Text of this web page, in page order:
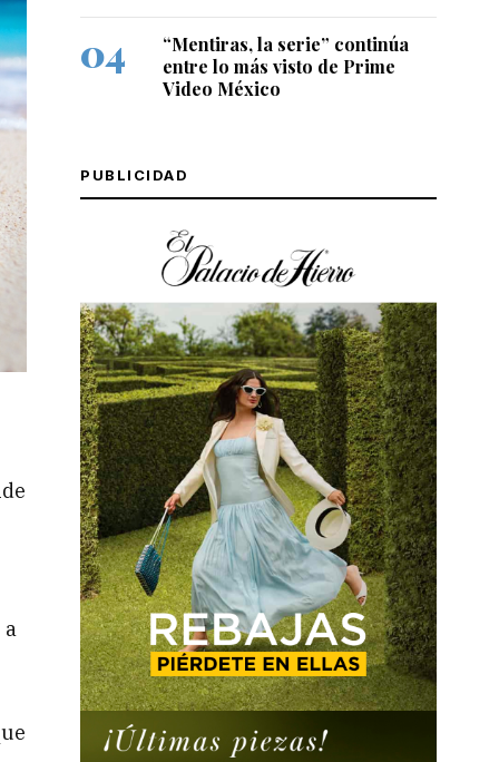
a
“Mentiras, la serie” continúa
entre lo más visto de Prime
Video México
PUBLICIDAD